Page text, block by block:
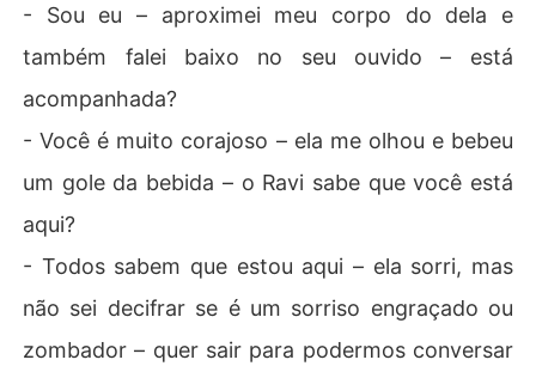
- Sou eu – aproximei meu corpo do dela e
também falei baixo no seu ouvido – está
acompanhada?
- Você é muito corajoso – ela me olhou e bebeu
um gole da bebida – o Ravi sabe que você está
aqui?
- Todos sabem que estou aqui – ela sorri, mas
não sei decifrar se é um sorriso engraçado ou
zombador – quer sair para podermos conversar